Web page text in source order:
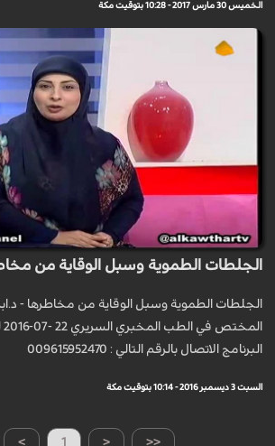
الخميس 30 مارس 2017 - 10:28 بتوقيت مكة
الجلطات الطموية وسبل الوقاية من
الجلطات الطموية وسبل الوقاية من مخاطرها -
البرنامج الاتصال بالرقم التالي : 009615952470
السبت 3 ديسمبر 2016 - 10:14 بتوقيت مكة
> 1 < <<